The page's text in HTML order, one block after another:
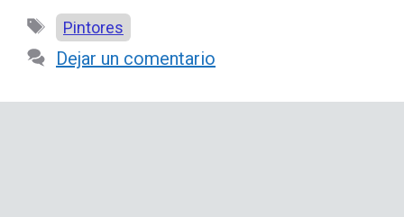
Etiquetas
Pintores
Dejar un comentario